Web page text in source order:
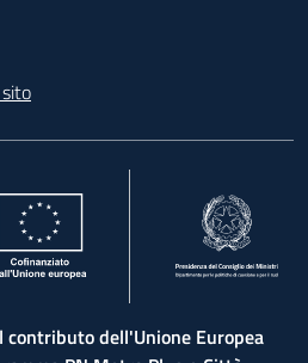
contributo dell'Unione Europea